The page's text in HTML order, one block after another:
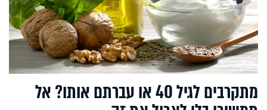
מתקרבים לגיל 40 או עברתם אותו? אל